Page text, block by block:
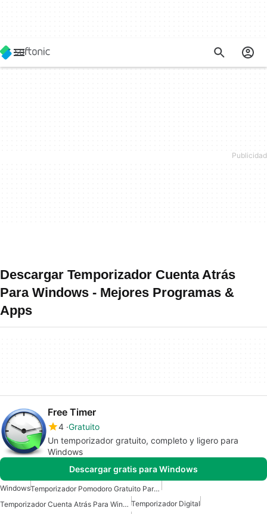
Descargar Temporizador Cuenta Atrás
Para Windows - Mejores Programas &
Apps
Free Timer
4 Gratuito
Un temporizador gratuito, completo y ligero para
Windows
Descargar gratis para Windows
Windows
Temporizador Pomodoro Gratuito Para Windows
Temporizador Cuenta Atrás Para Windows Temporizador Digital